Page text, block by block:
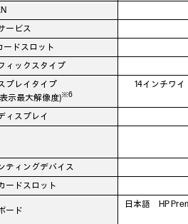
ービス
ードスロット
ィックスタイプ
プレイタイプ
示最大解像度)※6
14インチワイ
ィスプレイ
ティングデバイス
ードスロット
ード
日本語 HP